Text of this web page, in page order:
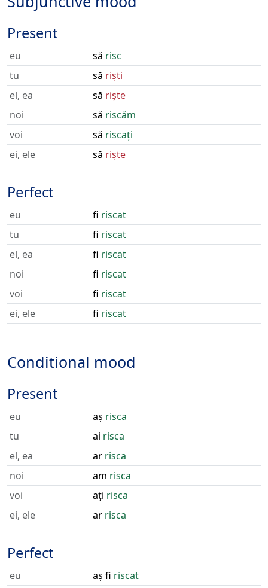
Present
eu să risc
tu
să riști
el, ea
să riște
noi
să riscăm
voi
să riscați
ei, ele
să riște
Perfect
eu fi riscat
tu
fi riscat
el, ea
fi riscat
noi
fi riscat
voi
fi riscat
ei, ele
fi riscat
Conditional mood
Present
eu aș risca
tu
ai risca
el, ea
ar risca
noi
am risca
voi
ați risca
ei, ele
ar risca
Perfect
eu aș fi riscat